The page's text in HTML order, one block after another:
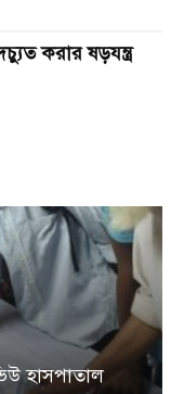
করার ষড়যন্ত্র
হাসপাতাল